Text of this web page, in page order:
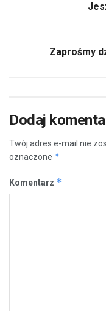
Zaprośmy
Dodaj
Twój adres e-mail nie
oznaczone *
Komentarz *